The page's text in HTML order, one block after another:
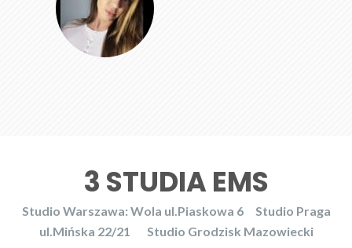
3 STUDIA EMS
Studio Warszawa: Wola ul.Piaskowa 6
Studio Praga
ul.Mińska 22/21
Studio Grodzisk Mazowiecki